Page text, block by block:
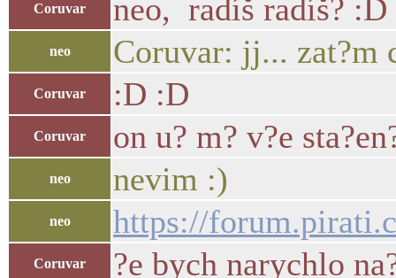
Coruvar neo, radíš radíš? :D
neo Coruvar: jj... zat?m
Coruvar :D :D
Coruvar on u? m? v?e
neo nevim :)
neo https://
Coruvar ?e bych narychlo